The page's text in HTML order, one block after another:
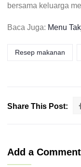
bersama keluarga
Baca Juga: Menu
Resep makanan
Share This Post:
Add a Comment